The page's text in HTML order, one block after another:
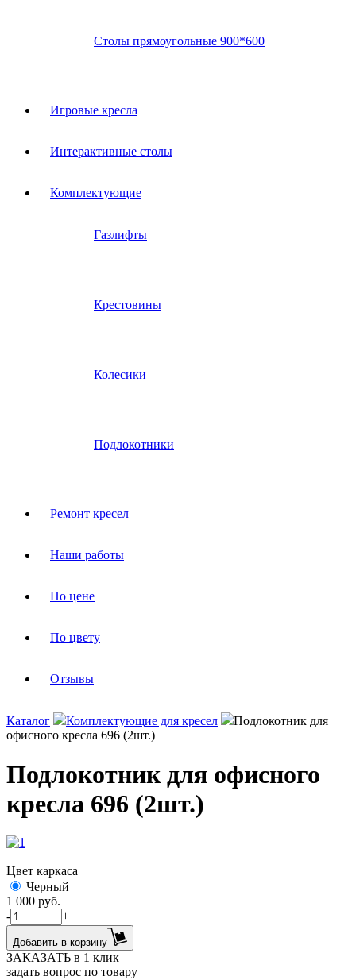
Столы прямоугольные 900*600
Игровые кресла
Интерактивные столы
Комплектующие
Газлифты
Крестовины
Колесики
Подлокотники
Ремонт кресел
Наши работы
По цене
По цвету
Отзывы
Каталог Комплектующие для кресел
Подлокотник для
офисного кресла 696 (2шт.)
Подлокотник для офисного
кресла 696 (2шт.)
Цвет каркаса
Черный
1 000 руб.
-
+
Добавить в корзину
ЗАКАЗАТЬ в 1 клик
задать вопрос по товару